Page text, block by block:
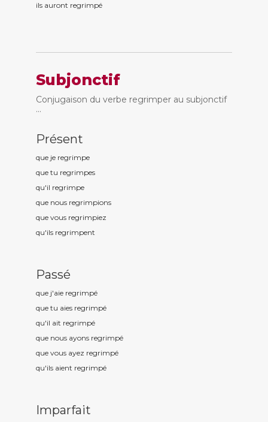
ils auront regrimpé
Subjonctif
Conjugaison du verbe regrimper au subjonctif
...
Présent
que je regrimpe
que tu regrimpes
qu'il regrimpe
que nous regrimpions
que vous regrimpiez
qu'ils regrimpent
Passé
que j'aie regrimpé
que tu aies regrimpé
qu'il ait regrimpé
que nous ayons regrimpé
que vous ayez regrimpé
qu'ils aient regrimpé
Imparfait